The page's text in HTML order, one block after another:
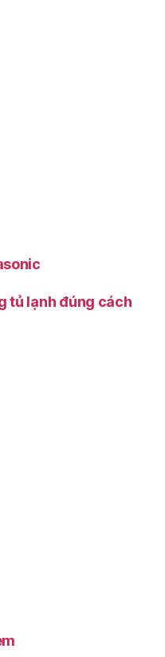
tủ lạnh đúng cách